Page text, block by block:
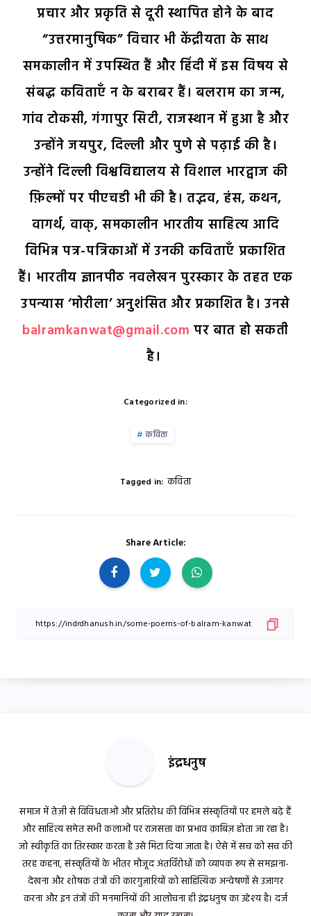
प्रचार और प्रकृति से दूरी स्थापित होने के बाद
“उत्तरमानुषिक” विचार भी केंद्रीयता के साथ
समकालीन में उपस्थित हैं और हिंदी में इस विषय से
संबद्ध कविताएँ न के बराबर हैं। बलराम का जन्म,
गांव टोकसी, गंगापुर सिटी, राजस्थान में हुआ है और
उन्होंने जयपुर, दिल्ली और पुणे से पढ़ाई की है।
उन्होंने दिल्ली विश्वविद्यालय से विशाल भारद्वाज की
फ़िल्मों पर पीएचडी भी की है। तद्भव, हंस, कथन,
वागर्थ, वाक्, समकालीन भारतीय साहित्य आदि
विभिन्न पत्र-पत्रिकाओं में उनकी कविताएँ प्रकाशित
हैं। भारतीय ज्ञानपीठ नवलेखन पुरस्कार के तहत एक
उपन्यास ‘मोरीला’ अनुशंसित और प्रकाशित है। उनसे
balramkanwat@gmail.comपर बात हो सकती
है।
Categorized in:
कविता
Tagged in: कविता
Share Article:
इंद्रधनुष
समाज में तेज़ी से विविधताओं और प्रतिरोध की विभिन्न संस्कृतियों पर हमले बढ़े हैं
और साहित्य समेत सभी कलाओं पर राजसत्ता का प्रभाव क़ाबिज़ होता जा रहा है।
जो स्वीकृति का तिरस्कार करता है उसे मिटा दिया जाता है। ऐसे में सच को सच की
तरह कहना, संस्कृतियों के भीतर मौजूद अंतर्विरोधों को व्यापक रूप से समझना-
देखना और शोषक तंत्रों की कारगुज़ारियों को साहित्यिक अन्वेषणों से उजागर
करना और इन तंत्रों की मनमानियों की आलोचना ही इंद्रधनुष का उद्देश्य है। दर्ज